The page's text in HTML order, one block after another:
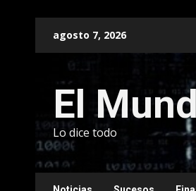
agosto 7, 2026
El
Lo dice todo